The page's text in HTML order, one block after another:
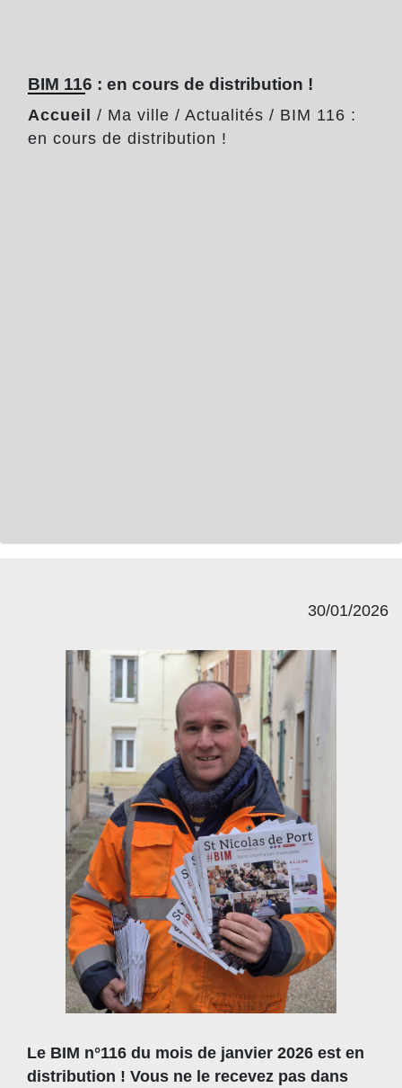
BIM 116 : en cours de distribution !
Accueil / Ma ville / Actualités / BIM 116 :
en cours de distribution !
30/01/2026
Le BIM n°116 du mois de janvier 2026 est en
distribution ! Vous ne le recevez pas dans